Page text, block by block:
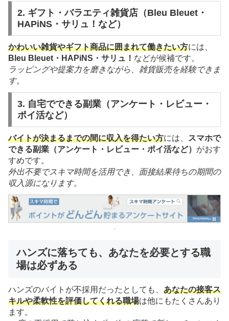
2. ギフト・バラエティ雑貨店（Bleu Bleuet・
HAPiNS・サリュ！など）
かわいい雑貨やギフト商品に囲まれて働きたい方には、
Bleu Bleuet・HAPiNS・サリュ！ などが候補です。
ラッピングや提案力を磨きながら、雑貨販売を経験できま
す。
3. 自宅でできる副業（アンケート・レビュー・
ポイ活など）
バイトが決まるまでの間に収入を得たい方には、
スマホで
できる副業（アンケート・レビュー・ポイ活など） がおす
すめです。
外出不要でスキマ時間を活用でき、面接結果待ちの期間の
収入源になります。
ハンズに落ちても、あなたを必要とする職
場は必ずある
ハンズのバイトが不採用だったとしても、 あなたの接客ス
キルや柔軟性を評価してくれる職場は他にもたくさんあり
ます。